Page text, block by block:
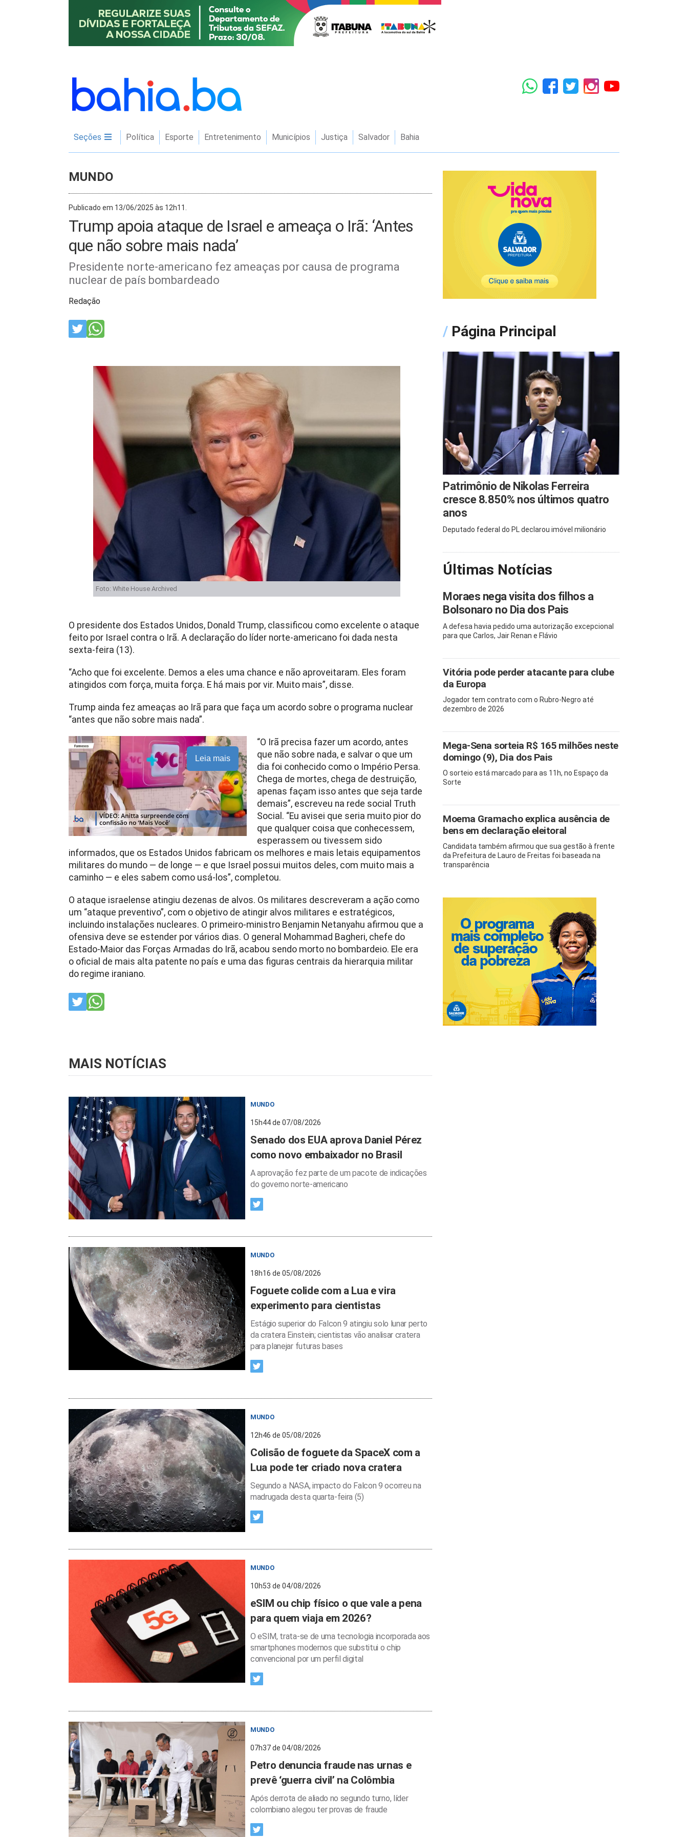
Seções Política Esporte Entretenimento Municípios Justiça Salvador Bahia
MUNDO
Publicado em 13/06/2025 às 12h11.
Trump apoia ataque de Israel e ameaça o Irã: ‘Antes
que não sobre mais nada’
Presidente norte-americano fez ameaças por causa de programa
nuclear de país bombardeado
Redação
Foto: White House Archived
O presidente dos Estados Unidos, Donald Trump, classificou como excelente o ataque
feito por Israel contra o Irã. A declaração do líder norte-americano foi dada nesta
sexta-feira (13).
“Acho que foi excelente. Demos a eles uma chance e não aproveitaram. Eles foram
atingidos com força, muita força. E há mais por vir. Muito mais”, disse.
Trump ainda fez ameaças ao Irã para que faça um acordo sobre o programa nuclear
“antes que não sobre mais nada”.
Leia mais
“O Irã precisa fazer um acordo, antes
que não sobre nada, e salvar o que um
dia foi conhecido como o Império Persa.
Chega de mortes, chega de destruição,
apenas façam isso antes que seja tarde
demais”, escreveu na rede social Truth
Social. “Eu avisei que seria muito pior do
que qualquer coisa que conhecessem,
esperassem ou tivessem sido
informados, que os Estados Unidos fabricam os melhores e mais letais equipamentos
militares do mundo — de longe — e que Israel possui muitos deles, com muito mais a
caminho — e eles sabem como usá-los”, completou.
O ataque israelense atingiu dezenas de alvos. Os militares descreveram a ação como
um “ataque preventivo”, com o objetivo de atingir alvos militares e estratégicos,
incluindo instalações nucleares. O primeiro-ministro Benjamin Netanyahu afirmou que a
ofensiva deve se estender por vários dias. O general Mohammad Bagheri, chefe do
Estado-Maior das Forças Armadas do Irã, acabou sendo morto no bombardeio. Ele era
o oficial de mais alta patente no país e uma das figuras centrais da hierarquia militar
do regime iraniano.
MAIS NOTÍCIAS
MUNDO
15h44 de 07/08/2026
Senado dos EUA aprova Daniel Pérez
como novo embaixador no Brasil
A aprovação fez parte de um pacote de indicações
do governo norte-americano
MUNDO
18h16 de 05/08/2026
Foguete colide com a Lua e vira
experimento para cientistas
Estágio superior do Falcon 9 atingiu solo lunar perto
da cratera Einstein; cientistas vão analisar cratera
para planejar futuras bases
MUNDO
12h46 de 05/08/2026
Colisão de foguete da SpaceX com a
Lua pode ter criado nova cratera
Segundo a NASA, impacto do Falcon 9 ocorreu na
madrugada desta quarta-feira (5)
MUNDO
10h53 de 04/08/2026
eSIM ou chip físico o que vale a pena
para quem viaja em 2026?
O eSIM, trata-se de uma tecnologia incorporada aos
smartphones modernos que substitui o chip
convencional por um perfil digital
MUNDO
07h37 de 04/08/2026
Petro denuncia fraude nas urnas e
prevê ‘guerra civil’ na Colômbia
Após derrota de aliado no segundo turno, líder
colombiano alegou ter provas de fraude
/ Página Principal
Patrimônio de Nikolas Ferreira
cresce 8.850% nos últimos quatro
anos
Deputado federal do PL declarou imóvel milionário
Últimas Notícias
Moraes nega visita dos filhos a
Bolsonaro no Dia dos Pais
A defesa havia pedido uma autorização excepcional
para que Carlos, Jair Renan e Flávio
Vitória pode perder atacante para clube
da Europa
Jogador tem contrato com o Rubro-Negro até
dezembro de 2026
Mega-Sena sorteia R$ 165 milhões neste
domingo (9), Dia dos Pais
O sorteio está marcado para as 11h, no Espaço da
Sorte
Moema Gramacho explica ausência de
bens em declaração eleitoral
Candidata também afirmou que sua gestão à frente
da Prefeitura de Lauro de Freitas foi baseada na
transparência